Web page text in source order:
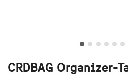
CRDBAG Organizer-